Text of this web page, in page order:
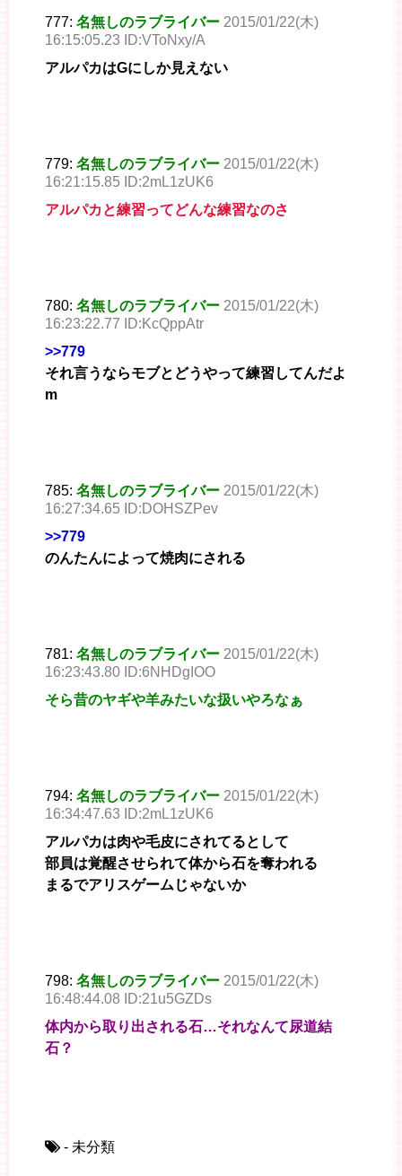
777: 名無しのラブライバー 2015/01/22(木)
16:15:05.23 ID:VToNxy/A
アルパカはGにしか見えない
779: 名無しのラブライバー 2015/01/22(木)
16:21:15.85 ID:2mL1zUK6
アルパカと練習ってどんな練習なのさ
780: 名無しのラブライバー 2015/01/22(木)
16:23:22.77 ID:KcQppAtr
>>779
それ言うならモブとどうやって練習してんだよ
m
785: 名無しのラブライバー 2015/01/22(木)
16:27:34.65 ID:DOHSZPev
>>779
のんたんによって焼肉にされる
781: 名無しのラブライバー 2015/01/22(木)
16:23:43.80 ID:6NHDgIOO
そら昔のヤギや羊みたいな扱いやろなぁ
794: 名無しのラブライバー 2015/01/22(木)
16:34:47.63 ID:2mL1zUK6
アルパカは肉や毛皮にされてるとして
部員は覚醒させられて体から石を奪われる
まるでアリスゲームじゃないか
798: 名無しのラブライバー 2015/01/22(木)
16:48:44.08 ID:21u5GZDs
体内から取り出される石…それなんて尿道結
石？
- 未分類